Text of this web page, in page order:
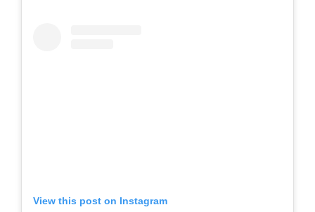
View this post on Instagram